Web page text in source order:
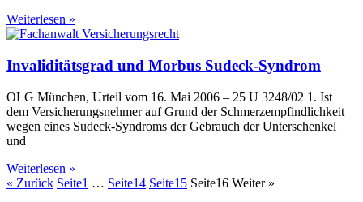
Weiterlesen »
Invaliditätsgrad und Morbus Sudeck-Syndrom
OLG München, Urteil vom 16. Mai 2006 – 25 U 3248/02 1. Ist
dem Versicherungsnehmer auf Grund der Schmerzempfindlichkeit
wegen eines Sudeck-Syndroms der Gebrauch der Unterschenkel
und
Weiterlesen »
« Zurück Seite1 … Seite14 Seite15 Seite16 Weiter »